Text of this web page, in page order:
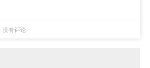
没有评论